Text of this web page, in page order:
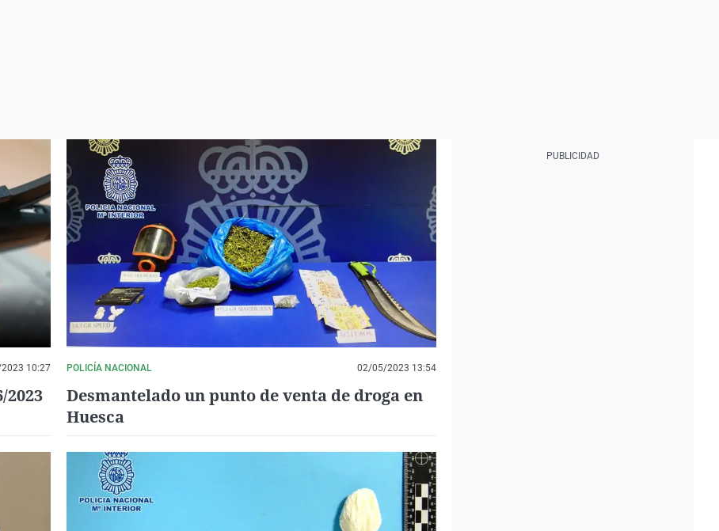
10:27 POLICÍA NACIONAL 02/05/2023 13:54
Desmantelado un punto de venta de droga en
Huesca